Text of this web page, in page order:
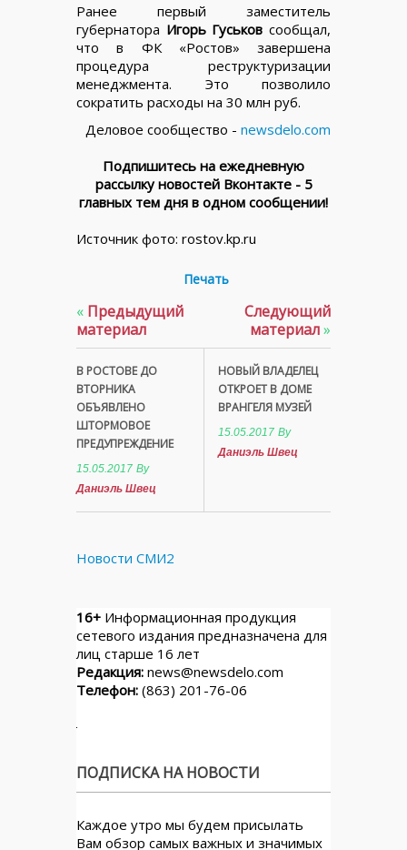
Ранее первый заместитель
губернатора Игорь Гуськов сообщал,
что в ФК «Ростов» завершена
процедура реструктуризации
менеджмента. Это позволило
сократить расходы на 30 млн руб.
Деловое сообщество - newsdelo.com
Подпишитесь на ежедневную
рассылку новостей Вконтакте - 5
главных тем дня в одном сообщении!
Источник фото: rostov.kp.ru
Печать
« Предыдущий
материал
В РОСТОВЕ ДО
ВТОРНИКА
ОБЪЯВЛЕНО
ШТОРМОВОЕ
ПРЕДУПРЕЖДЕНИЕ
15.05.2017 By
Даниэль Швец
Следующий
материал»
НОВЫЙ ВЛАДЕЛЕЦ
ОТКРОЕТ В ДОМЕ
ВРАНГЕЛЯ МУЗЕЙ
15.05.2017 By
Даниэль Швец
Новости СМИ2
16+ Информационная продукция
сетевого издания предназначена для
лиц старше 16 лет
Редакция: news@newsdelo.com
Телефон: (863) 201-76-06
ПОДПИСКА НА НОВОСТИ
Каждое утро мы будем присылать
Вам обзор самых важных и значимых